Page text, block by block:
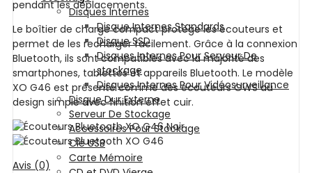
Disques Internes
Disque Internes Standards
Disque SSD
Disques Internes Pour Serveur De
stockage
Disques Internes Pour Vidéosurveillance
Disque Dur Externe
Serveur De Stockage
Accessoires Pour Stockage
Clé USB
Carte Mémoire
pendant les déplacements.
Le boîtier de charge compact protège les écouteurs et
permet de les recharger facilement. Grâce à la connexion
Bluetooth, ils sont compatibles avec la majorité des
smartphones, tablettes et appareils Bluetooth. Le modèle
XO G46 est présenté comme des écouteurs OWS au
design simple avec finition effet cuir.
Avis (0)